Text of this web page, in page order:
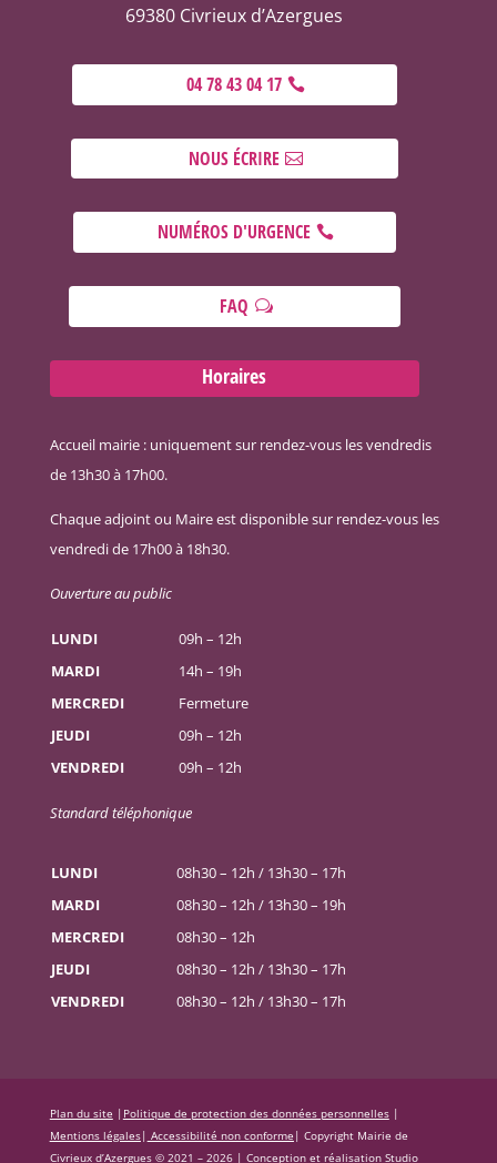
69380 Civrieux d’Azergues
04 78 43 04 17
NOUS ÉCRIRE
NUMÉROS D'URGENCE
FAQ
Horaires
Accueil mairie : uniquement sur rendez-vous les vendredis
de 13h30 à 17h00.
Chaque adjoint ou Maire est disponible sur rendez-vous les
vendredi de 17h00 à 18h30.
Ouverture au public
LUNDI
09h – 12h
MARDI
14h – 19h
MERCREDI
Fermeture
JEUDI
09h – 12h
VENDREDI
09h – 12h
Standard téléphonique
LUNDI
08h30 – 12h / 13h30 – 17h
MARDI
08h30 – 12h / 13h30 – 19h
MERCREDI
08h30 – 12h
JEUDI
08h30 – 12h / 13h30 – 17h
VENDREDI
08h30 – 12h / 13h30 – 17h
Plan du site | Politique de protection des données personnelles|
Mentions légales| Accessibilité non conforme | Copyright Mairie de
Civrieux d’Azergues © 2021 – 2026 | Conception et réalisation Studio